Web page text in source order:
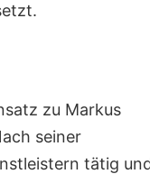
zu Markus
seiner
tätig